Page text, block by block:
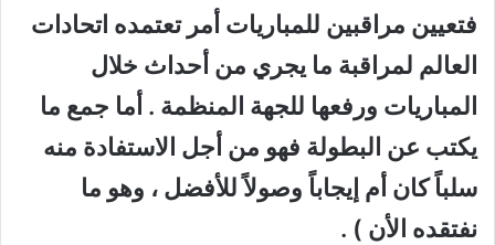
فتعيين مراقبين للمباريات أمر تعتمده اتحادات
العالم لمراقبة ما يجري من أحداث خلال
المباريات ورفعها للجهة المنظمة . أما جمع ما
يكتب عن البطولة فهو من أجل الاستفادة منه
سلباً كان أم إيجاباً وصولاً للأفضل ، وهو ما
نفتقده الأن ) .